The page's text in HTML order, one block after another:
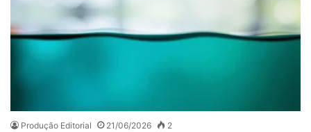
Produção Editorial 21/06/2026 2